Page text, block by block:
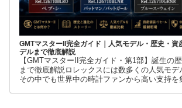
GMTマスターII完全ガイド｜人気モデル・歴史・資
デルまで徹底解説
【GMTマスターII完全ガイド・第1部】誕生の
まで徹底解説ロレックスには数多くの人気モデ
その中でも世界中の時計ファンから高い支持を